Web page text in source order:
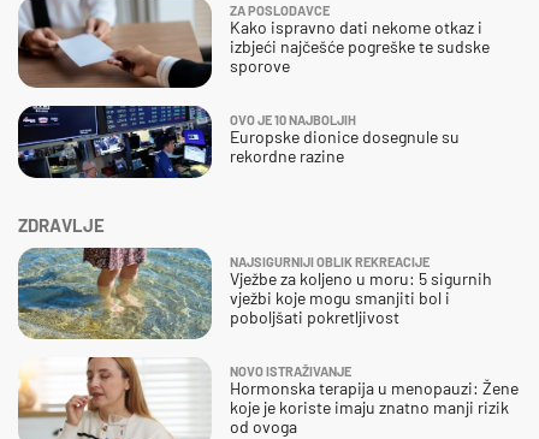
ZDRAVLJE
NAJSIGURNIJI OBLIK REKREACIJE
Vježbe za koljeno u moru: 5 sigurnih
vježbi koje mogu smanjiti bol i
poboljšati pokretljivost
NOVO ISTRAŽIVANJE
Hormonska terapija u menopauzi: Žene
koje je koriste imaju znatno manji rizik
od ovoga
ZA POSLODAVCE
Kako ispravno dati nekome otkaz i
izbjeći najčešće pogreške te sudske
sporove
OVO JE 10 NAJBOLJIH
Europske dionice dosegnule su
rekordne razine